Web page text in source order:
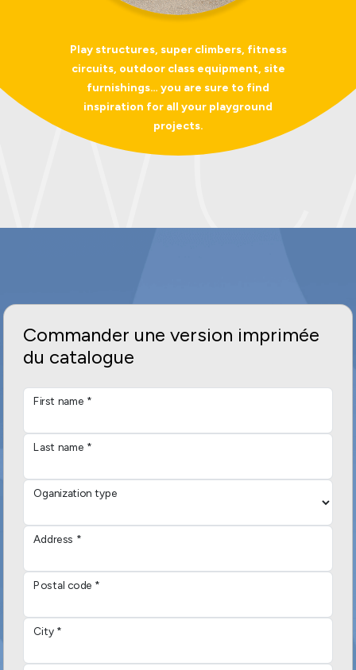
Play structures, super climbers, fitness
circuits, outdoor class equipment, site
furnishings… you are sure to find
inspiration for all your playground
projects.
Commander une version imprimée
du catalogue
First name *
Last name *
Oganization type
Address *
Postal code *
City *